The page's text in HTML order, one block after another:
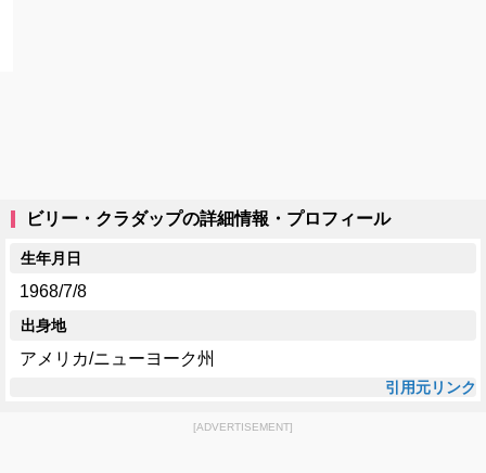
ビリー・クラダップの詳細情報・プロフィール
生年月日
1968/7/8
出身地
アメリカ/ニューヨーク州
引用元リンク
[ADVERTISEMENT]